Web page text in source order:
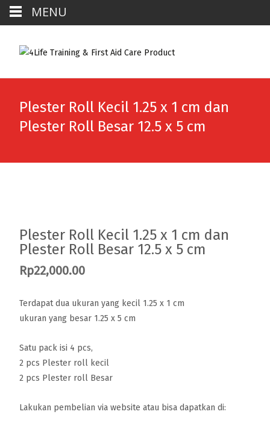
Plester Roll Kecil 1.25 x 1 cm dan
Plester Roll Besar 12.5 x 5 cm
Plester Roll Kecil 1.25 x 1 cm dan
Plester Roll Besar 12.5 x 5 cm
Rp22,000.00
Terdapat dua ukuran yang kecil 1.25 x 1 cm
ukuran yang besar 1.25 x 5 cm
Satu pack isi 4 pcs,
2 pcs Plester roll kecil
2 pcs Plester roll Besar
Lakukan pembelian via website atau bisa dapatkan di:
MENU